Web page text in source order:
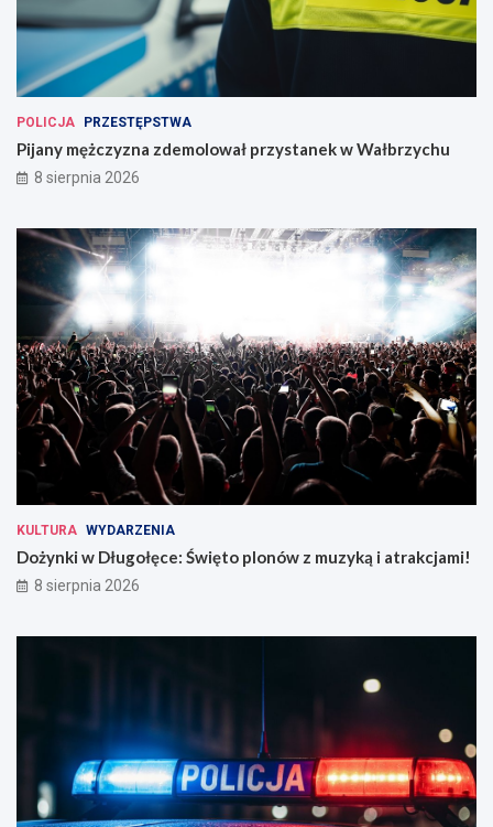
POLICJA PRZESTĘPSTWA
Pijany mężczyzna zdemolował przystanek w Wałbrzychu
8 sierpnia 2026
KULTURA WYDARZENIA
Dożynki w Długołęce: Święto plonów z muzyką i atrakcjami!
8 sierpnia 2026